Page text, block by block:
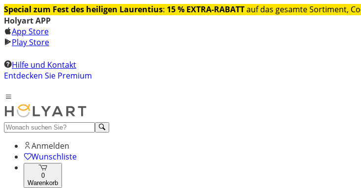
Special zum Fest des heiligen Laurentius: 15 % EXTRA-RABATTauf das gesamte Sortiment,
Holyart APP
App Store
Play Store
Hilfe und Kontakt
Entdecken Sie Premium
Anmelden
Wunschliste
0
Warenkorb